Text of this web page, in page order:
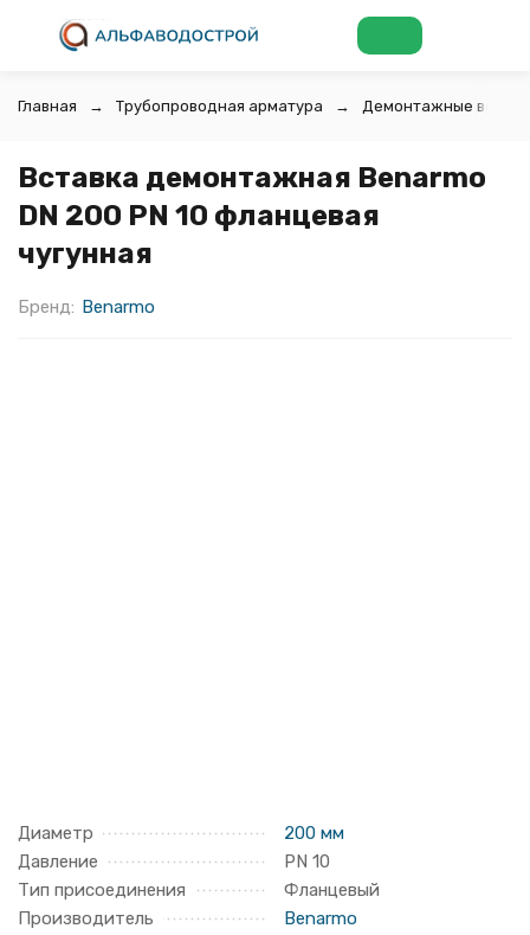
Главная Трубопроводная арматура Демонтажные
Вставка демонтажная Benarmo
DN 200 PN 10 фланцевая
чугунная
Бренд: Benarmo
Диаметр
200 мм
Давление
PN 10
Тип присоединения
Фланцевый
Производитель
Benarmo